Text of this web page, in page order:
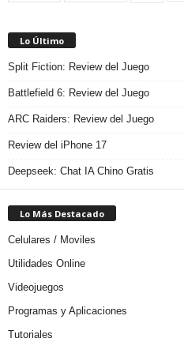
Lo Último
Split Fiction: Review del Juego
Battlefield 6: Review del Juego
ARC Raiders: Review del Juego
Review del iPhone 17
Deepseek: Chat IA Chino Gratis
Lo Más Destacado
Celulares / Moviles
Utilidades Online
Videojuegos
Programas y Aplicaciones
Tutoriales